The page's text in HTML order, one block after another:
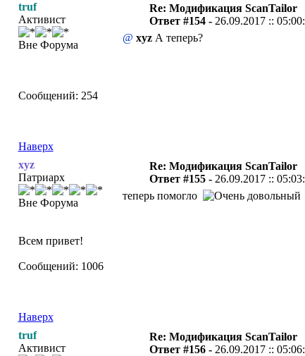
truf
Активист
Вне Форума
Сообщений: 254
Re: Модификация ScanTailor
Ответ #154 - 26.09.2017 ::
@ xyzА теперь?
Наверх
xyz
Патриарх
Вне Форума
Всем привет!
Сообщений: 1006
Re: Модификация ScanTailor
Ответ #155 - 26.09.2017 ::
теперь помогло
Наверх
truf
Активист
Re: Модификация ScanTailor
Ответ #156 - 26.09.2017 ::